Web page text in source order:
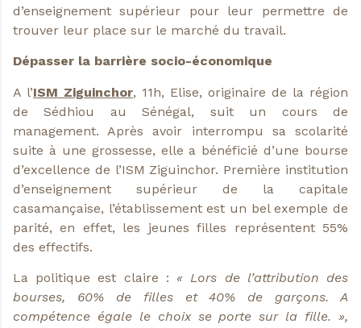
d’enseignement supérieur pour leur permettre de
trouver leur place sur le marché du travail.
Dépasser la barrière socio-économique
A l’ISM Ziguinchor, 11h, Elise, originaire de la région
de Sédhiou au Sénégal, suit un cours de
management. Après avoir interrompu sa scolarité
suite à une grossesse, elle a bénéficié d’une bourse
d’excellence de l’ISM Ziguinchor. Première institution
d’enseignement supérieur de la capitale
casamançaise, l’établissement est un bel exemple de
parité, en effet, les jeunes filles représentent 55%
des effectifs.
La politique est claire : « Lors de l’attribution des
bourses, 60% de filles et 40% de garçons. A
compétence égale le choix se porte sur la fille. »,